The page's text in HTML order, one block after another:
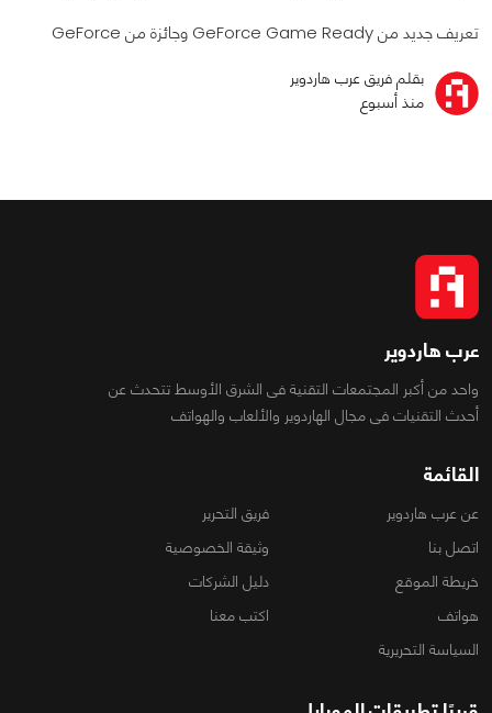
تعريف جديد من GeForce Game Ready وجائزة من GeForce
بقلم فريق عرب هاردوير
منذ أسبوع
عرب هاردوير
واحد من أكبر المجتمعات التقنية فى الشرق الأوسط تتحدث عن
أحدث التقنيات فى مجال الهاردوير والألعاب والهواتف
القائمة
عن عرب هاردوير
فريق التحرير
اتصل بنا
وثيقة الخصوصية
خريطة الموقع
دليل الشركات
هواتف
اكتب معنا
السياسة التحريرية